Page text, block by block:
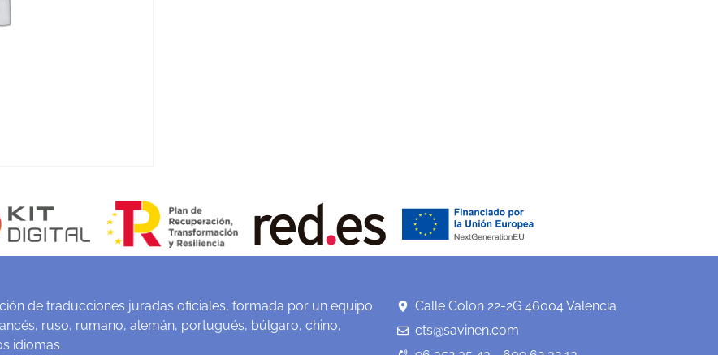
de traducciones juradas oficiales, formada por un equipo
ruso, rumano, alemán, portugués, búlgaro, chino,
idiomas
Calle Colon 22-2G 46004 Valencia
cts@savinen.com